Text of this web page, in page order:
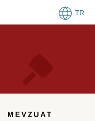
TR
MEVZUAT